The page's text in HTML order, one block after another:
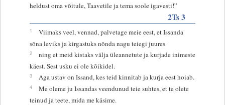
heldust oma võitule, Taavetile ja tema soole igavesti!”
2Ts 3
1
Viimaks veel, vennad, palvetage meie eest, et Issanda
sõna leviks ja kirgastuks nõnda nagu teiegi juures
2
ning et meid kistaks välja üleannetute ja kurjade inimeste
käest. Sest usku ei ole kõikidel.
3 Aga ustav on Issand, kes teid kinnitab ja kurja eest hoiab.
4
Me oleme ju Issandas veendunud teie suhtes, et te olete
teinud ja teete, mida me käsime.